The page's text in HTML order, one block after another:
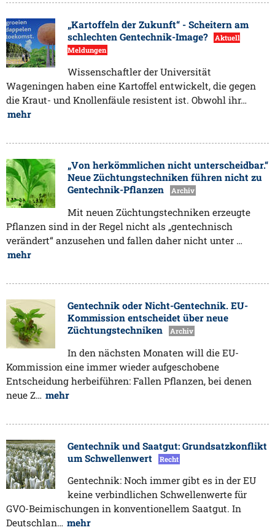
„Kartoffeln der Zukunft“ - Scheitern am
schlechten Gentechnik-Image?
Aktuell
Meldungen
Wissenschaftler der Universität
Wageningen haben eine Kartoffel entwickelt, die gegen
die Kraut- und Knollenfäule resistent ist. Obwohl ihr…
mehr
„Von herkömmlichen nicht unterscheidbar.“
Neue Züchtungstechniken führen nicht zu
Gentechnik-Pflanzen
Archiv
Mit neuen Züchtungstechniken erzeugte
Pflanzen sind in der Regel nicht als „gentechnisch
verändert“ anzusehen und fallen daher nicht unter …
mehr
Gentechnik oder Nicht-Gentechnik. EU-
Kommission entscheidet über neue
Züchtungstechniken
Archiv
In den nächsten Monaten will die EU-
Kommission eine immer wieder aufgeschobene
Entscheidung herbeiführen: Fallen Pflanzen, bei denen
neue Z… mehr
Gentechnik und Saatgut: Grundsatzkonflikt
um Schwellenwert
Recht
Gentechnik: Noch immer gibt es in der EU
keine verbindlichen Schwellenwerte für
GVO-Beimischungen in konventionellem Saatgut. In
Deutschlan… mehr